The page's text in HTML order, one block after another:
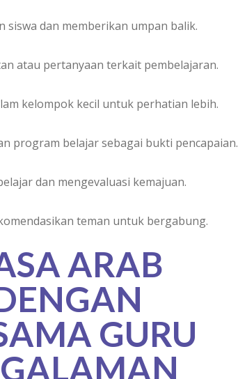
dan memberikan umpan balik.
atau pertanyaan terkait pembelajaran.
kelompok kecil untuk perhatian lebih.
program belajar sebagai bukti pencapaian.
dan mengevaluasi kemajuan.
teman untuk bergabung.
ARAB
GURU